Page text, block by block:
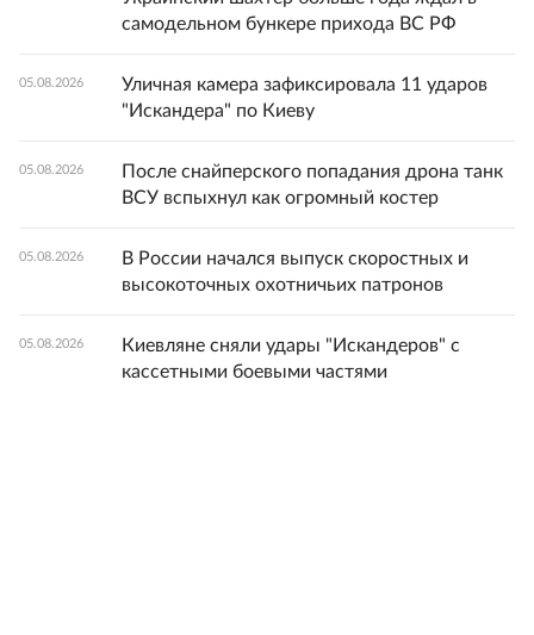
самодельном бункере прихода ВС РФ
05.08.2026
Уличная камера зафиксировала 11 ударов
"Искандера" по Киеву
05.08.2026
После снайперского попадания дрона танк
ВСУ вспыхнул как огромный костер
05.08.2026
В России начался выпуск скоростных и
высокоточных охотничьих патронов
05.08.2026
Киевляне сняли удары "Искандеров" с
кассетными боевыми частями